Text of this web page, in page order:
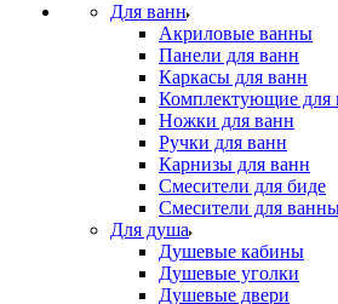
Для ванн
Акриловые ванны
Панели для ванн
Каркасы для ванн
Комплектующие для
Ножки для ванн
Ручки для ванн
Карнизы для ванн
Смесители для биде
Смесители для
Для душа
Душевые кабины
Душевые уголки
Душевые двери